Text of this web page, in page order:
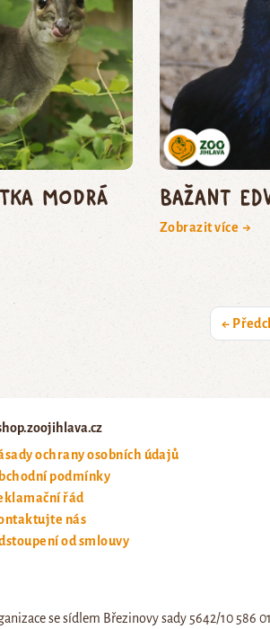
modrá
bažant
Zobrazit více →
←
ochrany osobních údajů
podmínky
řád
nás
od smlouvy
se sídlem Březinovy sady 5642/10 586